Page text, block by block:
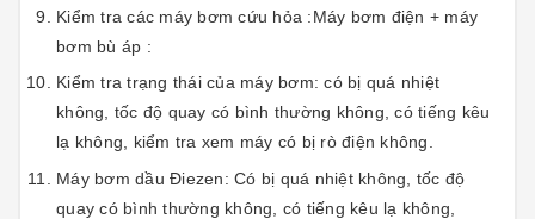
Kiểm tra các máy bơm cứu hỏa :Máy bơm điện + máy
bơm bù áp :
Kiểm tra trạng thái của máy bơm: có bị quá nhiệt
không, tốc độ quay có bình thường không, có tiếng kêu
lạ không, kiểm tra xem máy có bị rò điện không.
Máy bơm dầu Điezen: Có bị quá nhiệt không, tốc độ
quay có bình thường không, có tiếng kêu lạ không,